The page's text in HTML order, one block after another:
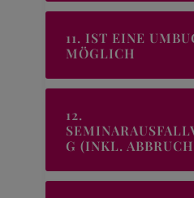
11. IST EINE
MÖGLICH
12.
G (INKL.